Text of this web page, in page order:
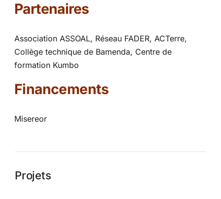
Partenaires
Association ASSOAL, Réseau FADER, ACTerre,
Collège technique de Bamenda, Centre de
formation Kumbo
Financements
Misereor
Projets